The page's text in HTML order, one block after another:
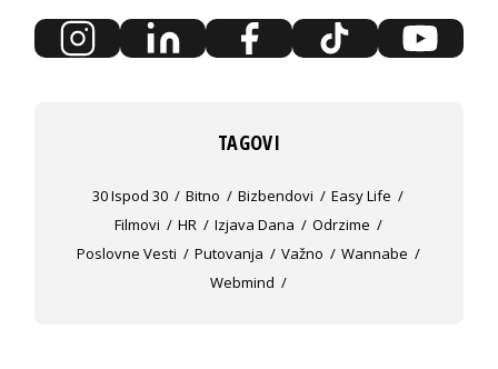
TAGOVI
30 Ispod 30 Bitno Bizbendovi
Easy Life
Filmovi
HR Izjava Dana
Odrzime
Poslovne Vesti
Putovanja Važno
Wannabe
Webmind